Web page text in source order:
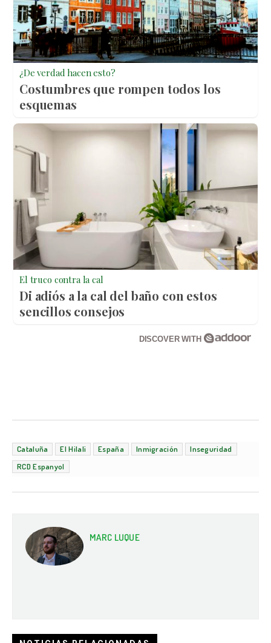
¿De verdad hacen esto?
Costumbres que rompen todos los
esquemas
El truco contra la cal
Di adiós a la cal del baño con estos
sencillos consejos
DISCOVER WITH
Cataluña El Hilali España Inmigración
Inseguridad
RCD Espanyol
MARC LUQUE